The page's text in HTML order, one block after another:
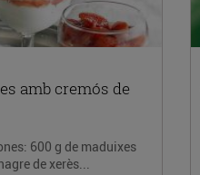
amb cremós de
600 g de maduixes
de xerès...